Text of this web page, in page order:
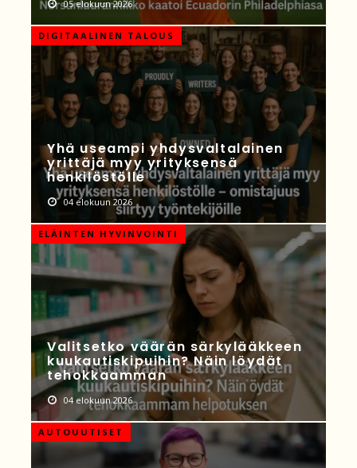
05 elokuun 2026
DIGITAALINEN TALOUS
Yhä useampi yhdysvaltalainen
yrittäjä myy yrityksensä
henkilöstölle
04 elokuun 2026
ELÄINTEN HYVINVOINTI
Valitsetko väärän särkylääkkeen
kuukautiskipuihin? Näin löydät
tehokkaamman
04 elokuun 2026
AUTOUUTISET